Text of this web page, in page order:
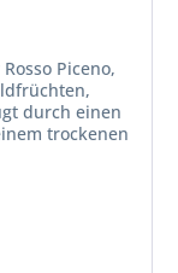
Piceno,
durch einen
trockenen